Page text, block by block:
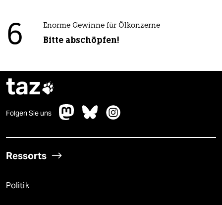
6 Enorme Gewinne für Ölkonzerne
Bitte abschöpfen!
taz
Folgen Sie uns
Ressorts
Politik